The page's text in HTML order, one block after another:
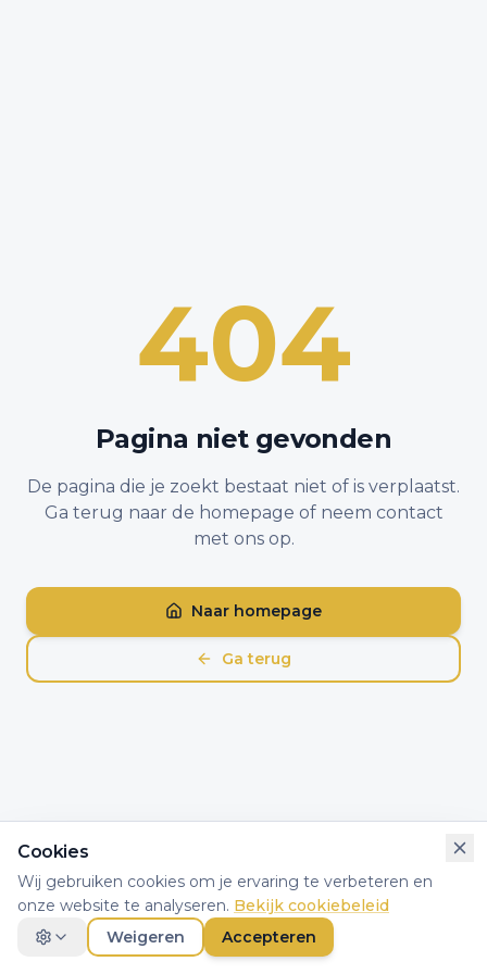
404
Pagina niet gevonden
De pagina die je zoekt bestaat niet of is verplaatst.
Ga terug naar de homepage of neem contact
met ons op.
Naar homepage
Ga terug
Cookies
Wij gebruiken cookies om je ervaring te verbeteren en
onze website te analyseren. Bekijk cookiebeleid
Weigeren
Accepteren